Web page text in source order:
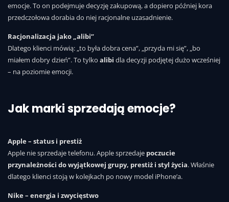
emocje. To on podejmuje decyzję zakupową, a dopiero później kora
przedczołowa dorabia do niej racjonalne uzasadnienie.
Racjonalizacja jako „alibi”
Dlatego klienci mówią: „to była dobra cena”, „przyda mi się”, „bo
miałem dobry dzień”. To tylko alibi dla decyzji podjętej dużo wcześniej
– na poziomie emocji.
Jak marki sprzedają emocje?
Apple – status i prestiż
Apple nie sprzedaje telefonu. Apple sprzedaje poczucie
przynależności do wyjątkowej grupy, prestiż i styl życia. Właśnie
dlatego klienci stoją w kolejkach po nowy model iPhone’a.
Nike – energia i zwycięstwo